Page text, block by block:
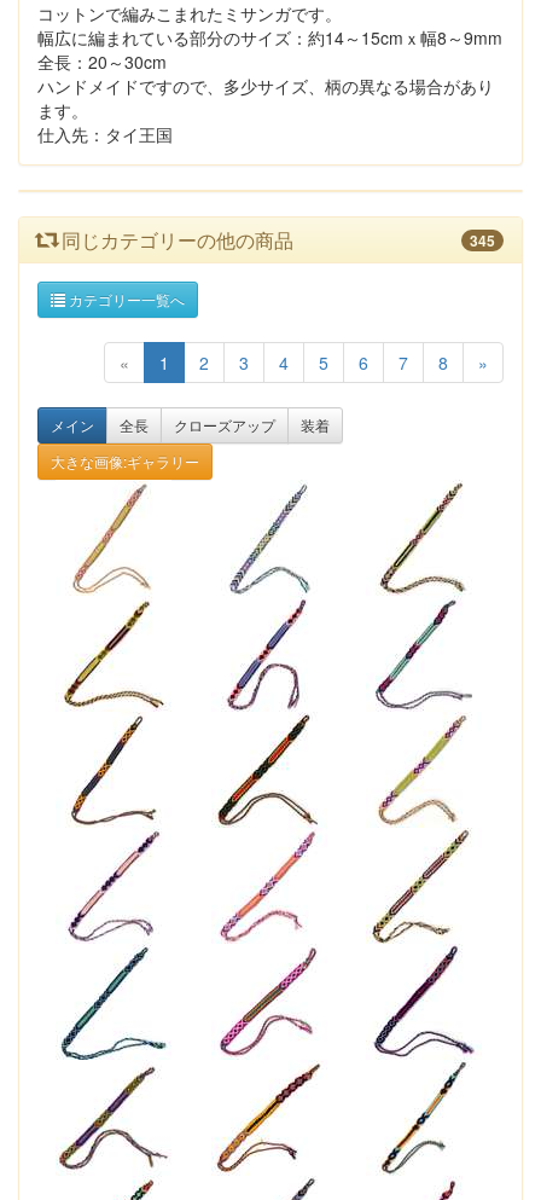
コットンで編みこまれたミサンガです。
幅広に編まれている部分のサイズ：約14～15cmｘ幅8～9mm
全長：20～30cm
ハンドメイドですので、多少サイズ、柄の異なる場合があり
ます。
仕入先：タイ王国
同じカテゴリーの他の商品 345
カテゴリー一覧へ
« 1 2 3 4 5 6 7 8 »
メイン 全長 クローズアップ
装着
大きな画像:ギャラリー